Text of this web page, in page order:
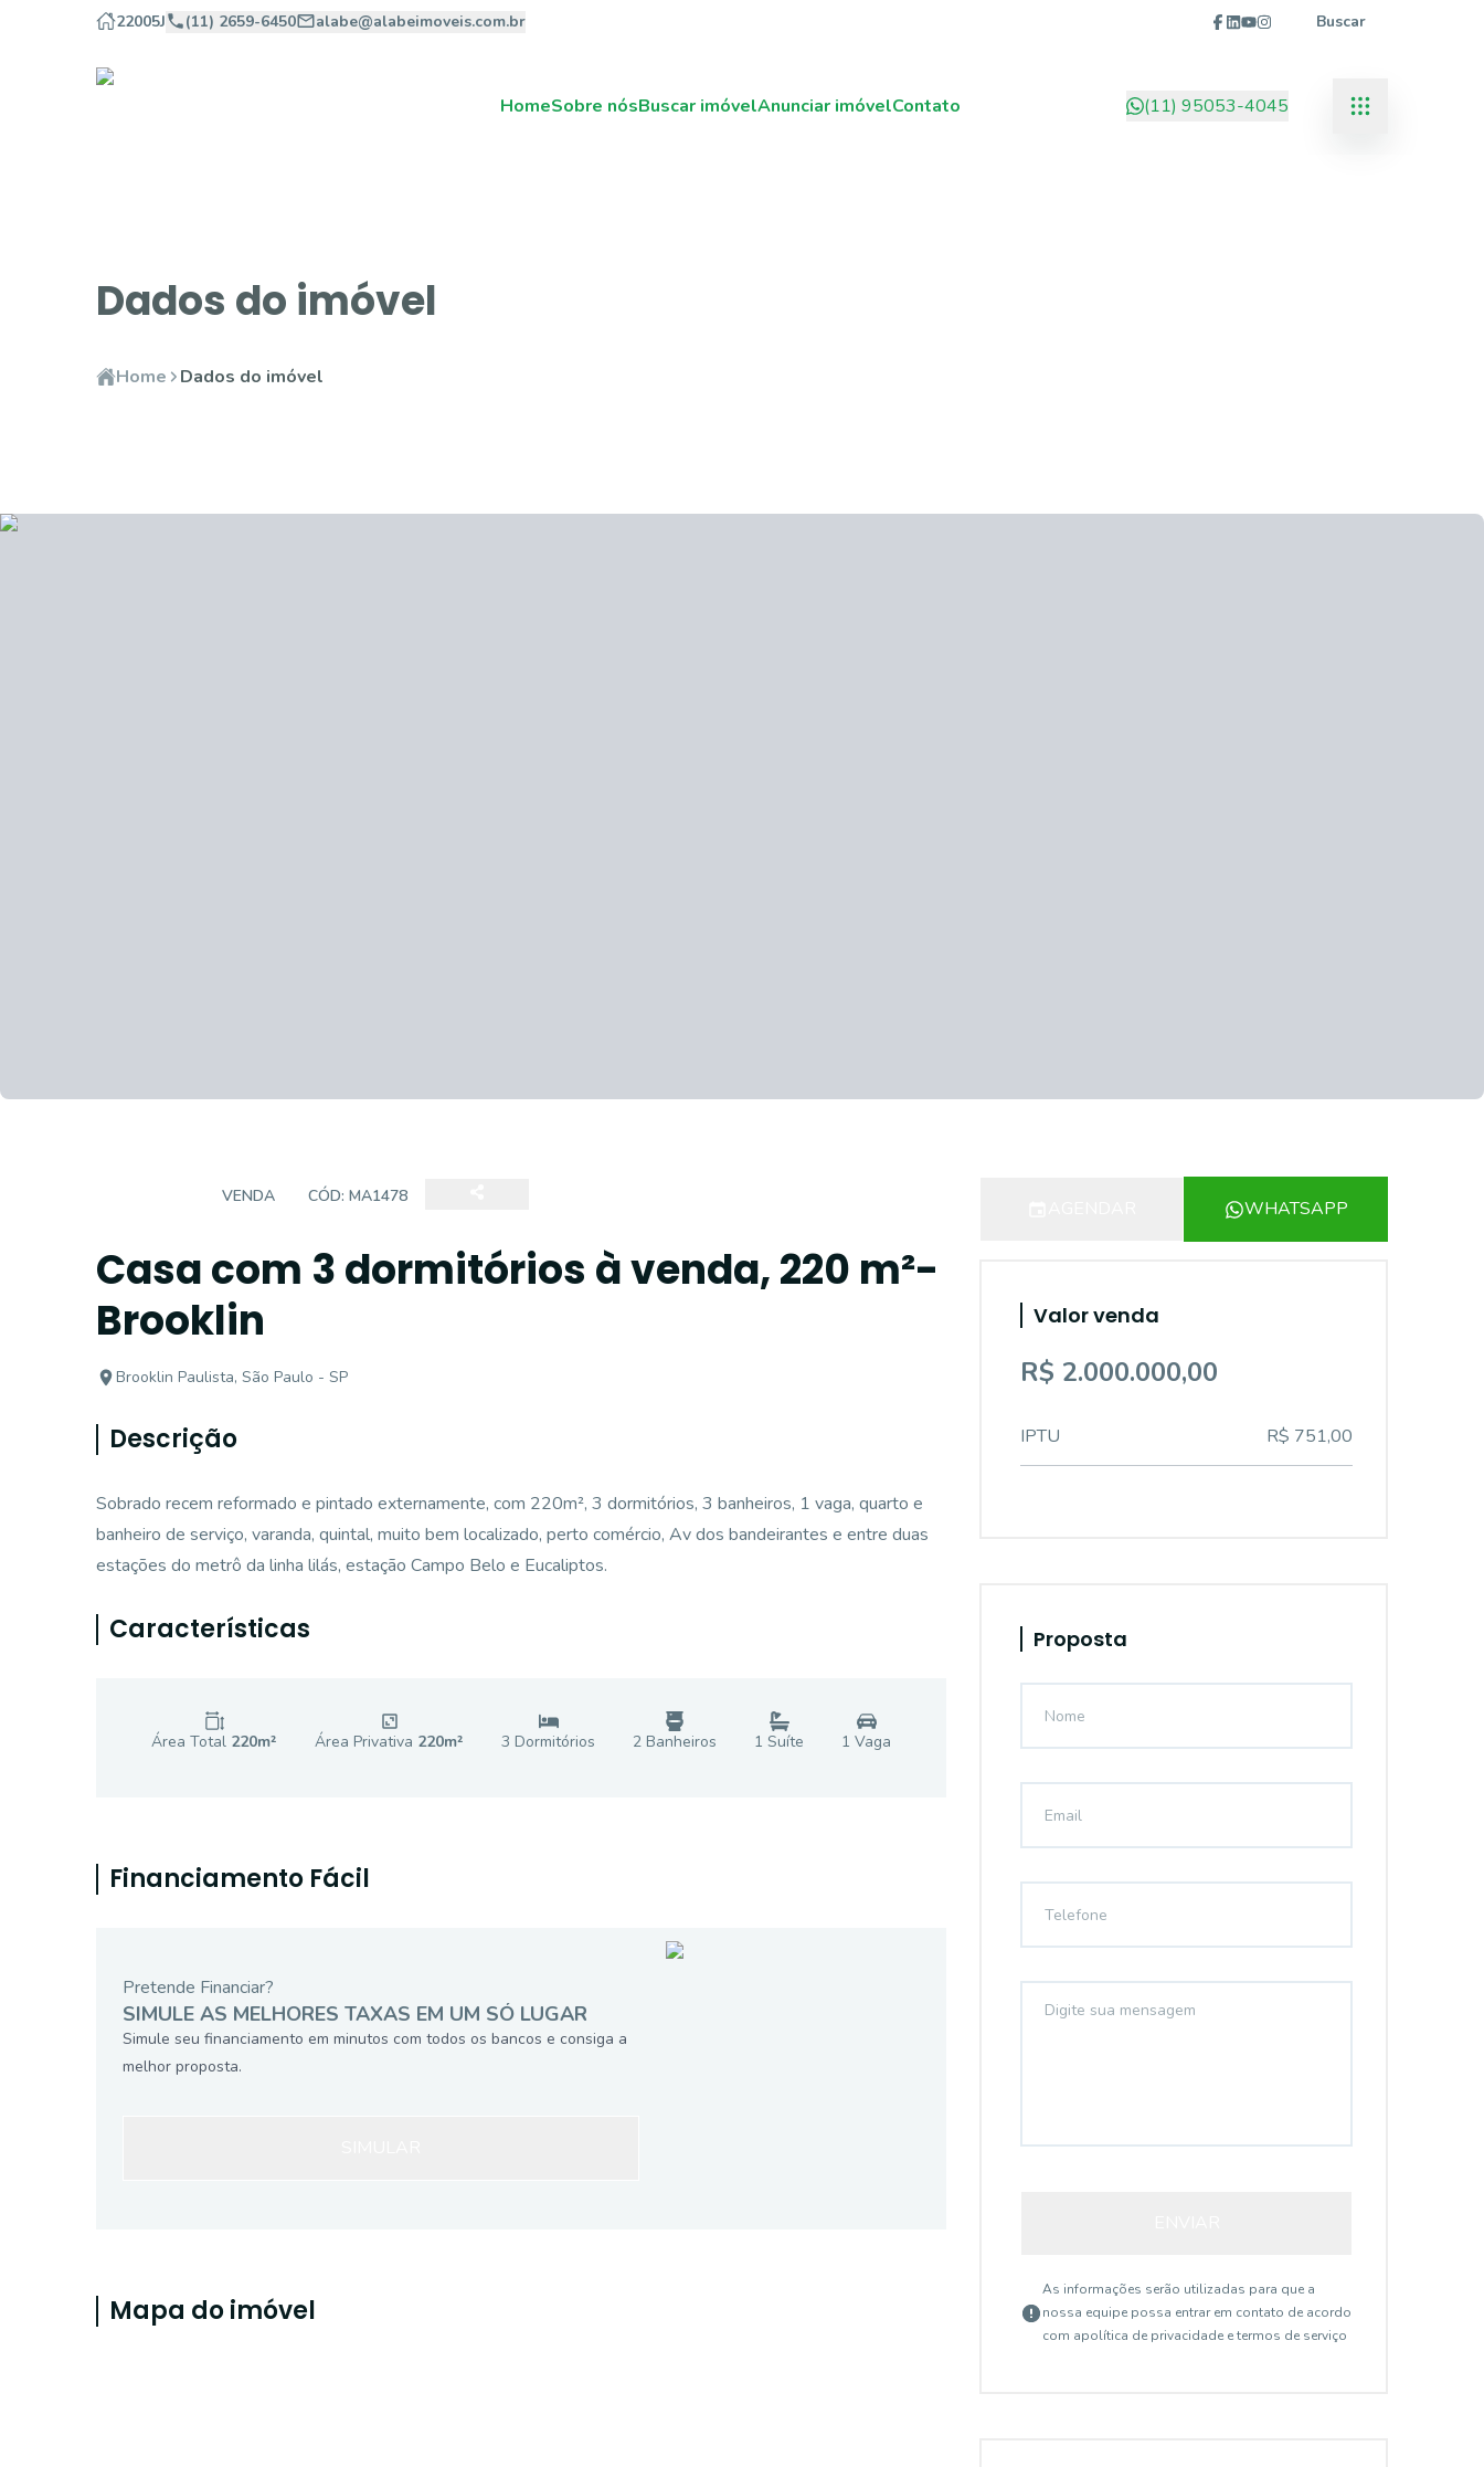
22005J (11) 2659-6450 alabe@alabeimoveis.com.br Buscar
HomeSobre nósBuscar imóvelAnunciar imóvelContato (11) 95053-4045
Dados do imóvel
Home Dados do imóvel
VENDA CÓD: MA1478
Casa com 3 dormitórios à venda, 220 m²-
Brooklin
Brooklin Paulista, São Paulo - SP
Descrição
Sobrado recem reformado e pintado externamente, com 220m², 3 dormitórios, 3 banheiros, 1 vaga, quarto e
banheiro de serviço, varanda, quintal, muito bem localizado, perto comércio, Av dos bandeirantes e entre duas
estações do metrô da linha lilás, estação Campo Belo e Eucaliptos.
Características
Área Total 220m² Área Privativa 220m² 3 Dormitórios 2 Banheiros 1 Suíte 1 Vaga
Financiamento Fácil
Pretende Financiar?
SIMULE AS MELHORES TAXAS EM UM SÓ LUGAR
Simule seu financiamento em minutos com todos os bancos e consiga a
melhor proposta.
Mapa do imóvel
WHATSAPP
Valor venda
R$ 2.000.000,00
IPTU R$ 751,00
Proposta
As informações serão utilizadas para que a
nossa equipe possa entrar em contato de acordo
com apolítica de privacidade e termos de serviço